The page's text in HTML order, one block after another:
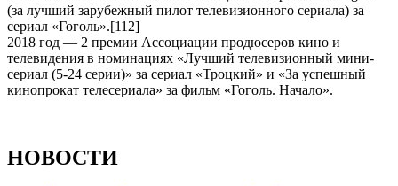
(за лучший зарубежный пилот телевизионного сериала) за
сериал «Гоголь».[112]
2018 год — 2 премии Ассоциации продюсеров кино и
телевидения в номинациях «Лучший телевизионный мини-
сериал (5-24 серии)» за сериал «Троцкий» и «За успешный
кинопрокат телесериала» за фильм «Гоголь. Начало».
НОВОСТИ